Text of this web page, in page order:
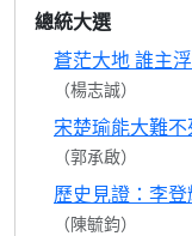
總統大選
蒼茫大地 誰主
（楊志誠）
宋楚瑜能大難不
（郭承啟）
歷史見證：李
（陳毓鈞）